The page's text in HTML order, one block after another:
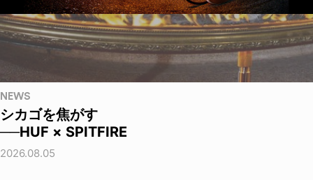
NEWS
シカゴを焦がす
──HUF × SPITFIRE
2026.08.05